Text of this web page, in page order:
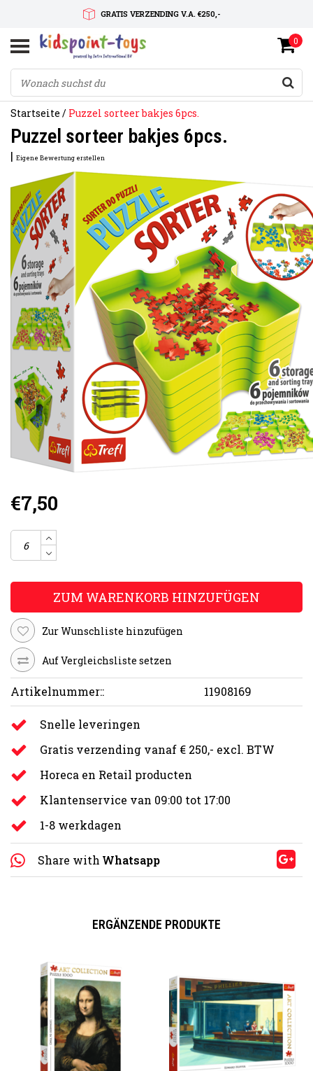
GRATIS VERZENDING V.A. €250,-
SNELLE LEVERTIJD
SERVICE OP MAAT
0
Startseite / Puzzel sorteer bakjes 6pcs.
Puzzel sorteer bakjes 6pcs.
| Eigene Bewertung erstellen
€7,50
ZUM WARENKORB HINZUFÜGEN
Zur Wunschliste hinzufügen
Auf Vergleichsliste setzen
Artikelnummer:: 11908169
Snelle leveringen
Gratis verzending vanaf € 250,- excl. BTW
Horeca en Retail producten
Klantenservice van 09:00 tot 17:00
1-8 werkdagen
Share with Whatsapp
ERGÄNZENDE PRODUKTE